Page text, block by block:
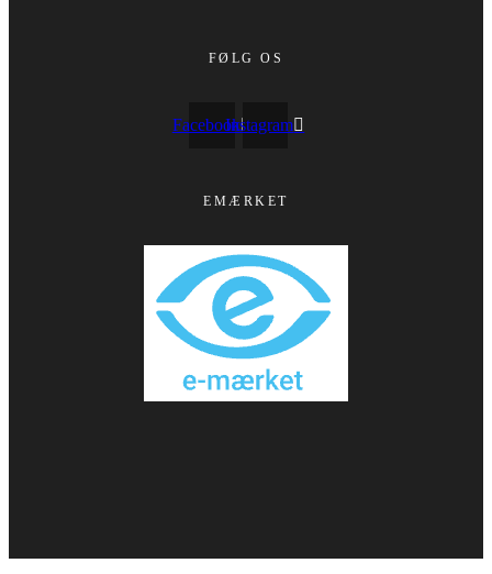
FØLG OS
FacebookInstagram
EMÆRKET